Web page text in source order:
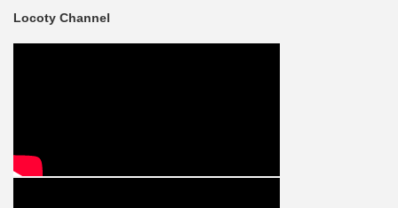
Locoty Channel